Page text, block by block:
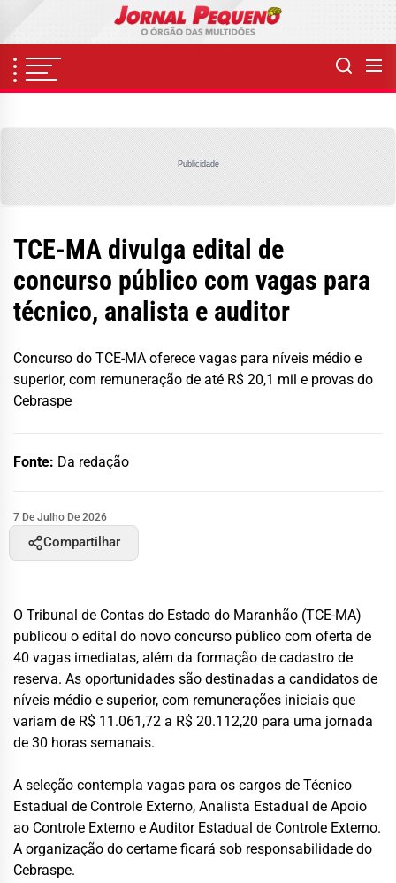
content
Publicidade
TCE-MA divulga edital de
concurso público com vagas para
técnico, analista e auditor
Concurso do TCE-MA oferece vagas para níveis médio e
superior, com remuneração de até R$ 20,1 mil e provas do
Cebraspe
Fonte: Da redação
7 De Julho De 2026
Compartilhar
O Tribunal de Contas do Estado do Maranhão (TCE-MA)
publicou o edital do novo concurso público com oferta de
40 vagas imediatas, além da formação de cadastro de
reserva. As oportunidades são destinadas a candidatos de
níveis médio e superior, com remunerações iniciais que
variam de R$ 11.061,72 a R$ 20.112,20 para uma jornada
de 30 horas semanais.
A seleção contempla vagas para os cargos de Técnico
Estadual de Controle Externo, Analista Estadual de Apoio
ao Controle Externo e Auditor Estadual de Controle Externo.
A organização do certame ficará sob responsabilidade do
Cebraspe.